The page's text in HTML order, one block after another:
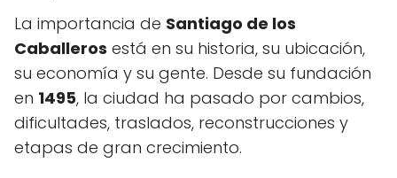
La importancia de Santiago de los
Caballeros está en su historia, su ubicación,
su economía y su gente. Desde su fundación
en 1495, la ciudad ha pasado por cambios,
dificultades, traslados, reconstrucciones y
etapas de gran crecimiento.